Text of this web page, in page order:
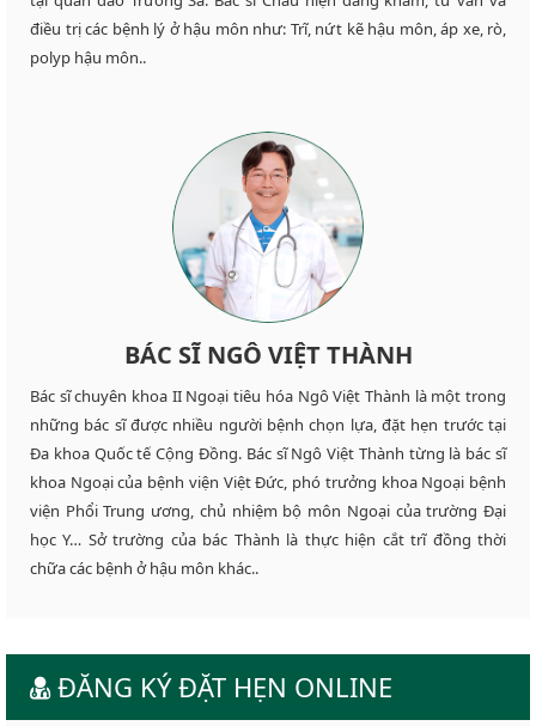
điều trị các bệnh lý ở hậu môn như: Trĩ, nứt kẽ hậu môn, áp xe, rò,
polyp hậu môn..
BÁC SĨ NGÔ VIỆT THÀNH
Bác sĩ chuyên khoa II Ngoại tiêu hóa Ngô Việt Thành là một trong
những bác sĩ được nhiều người bệnh chọn lựa, đặt hẹn trước tại
Đa khoa Quốc tế Cộng Đồng. Bác sĩ Ngô Việt Thành từng là bác sĩ
khoa Ngoại của bệnh viện Việt Đức, phó trưởng khoa Ngoại bệnh
viện Phổi Trung ương, chủ nhiệm bộ môn Ngoại của trường Đại
học Y… Sở trường của bác Thành là thực hiện cắt trĩ đồng thời
chữa các bệnh ở hậu môn khác..
ĐĂNG KÝ ĐẶT HẸN ONLINE